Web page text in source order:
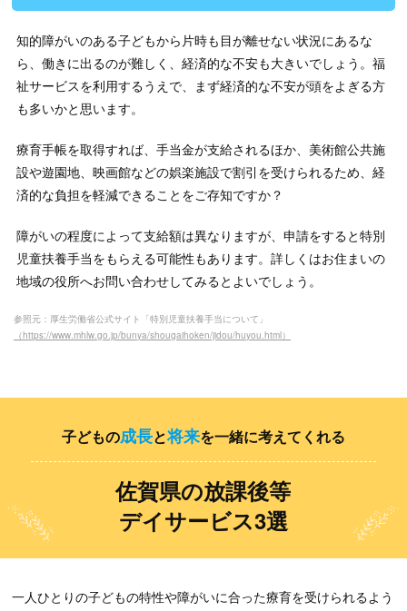
知的障がいのある子どもから片時も目が離せない状況にあるな
ら、働きに出るのが難しく、経済的な不安も大きいでしょう。福
祉サービスを利用するうえで、まず経済的な不安が頭をよぎる方
も多いかと思います。
療育手帳を取得すれば、手当金が支給されるほか、美術館公共施
設や遊園地、映画館などの娯楽施設で割引を受けられるため、経
済的な負担を軽減できることをご存知ですか？
障がいの程度によって支給額は異なりますが、申請をすると特別
児童扶養手当をもらえる可能性もあります。詳しくはお住まいの
地域の役所へお問い合わせしてみるとよいでしょう。
参照元：厚生労働省公式サイト「特別児童扶養手当について」
（https://www.mhlw.go.jp/bunya/shougaihoken/jidou/huyou.html）
⼦どもの成長と将来を一緒に考えてくれる
佐賀県の放課後等
デイサービス3選
一人ひとりの子どもの特性や障がいに合った療育を受けられるよう